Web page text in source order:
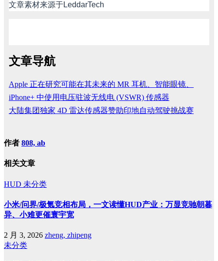
文章素材来源于LeddarTech
文章导航
Apple 正在研究可能在其未来的 MR 耳机、智能眼镜、
iPhone+ 中使用电压驻波无线电 (VSWR) 传感器
大陆集团独家 4D 雷达传感器赞助印地自动驾驶挑战赛
作者 808, ab
相关文章
HUD 未分类
小米/问界/极氪竞相布局，一文读懂HUD产业：万显竞驰朝暮
异、小难更催寰宇宽
2 月 3, 2026 zheng, zhipeng
未分类